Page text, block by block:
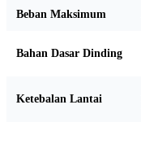
Beban Maksimum
Bahan Dasar Dinding
Ketebalan Lantai